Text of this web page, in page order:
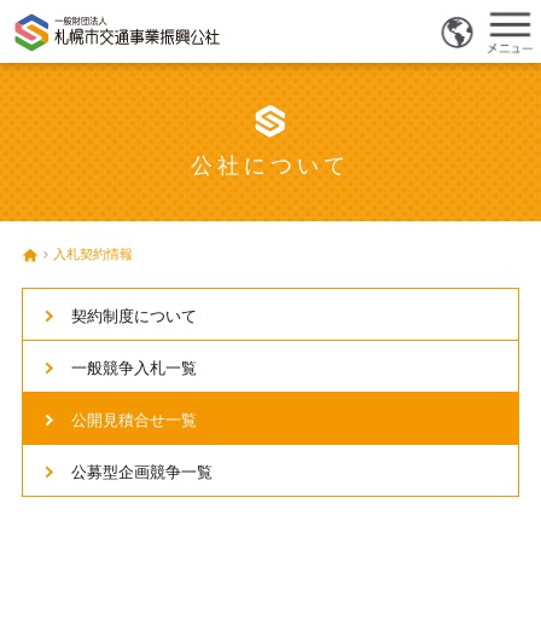
公社について
入札契約情報
契約制度について
一般競争入札一覧
公開見積合せ一覧
公募型企画競争一覧